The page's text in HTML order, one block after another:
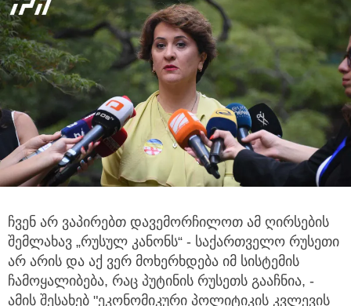
ჩვენ არ ვაპირებთ დავემორჩილოთ ამ ღირსების
შემლახავ „რუსულ კანონს“ - საქართველო რუსეთი
არ არის და აქ ვერ მოხერხდება იმ სისტემის
ჩამოყალიბება, რაც პუტინის რუსეთს გააჩნია, -
ამის შესახებ "ეკონომიკური პოლიტიკის კვლევის